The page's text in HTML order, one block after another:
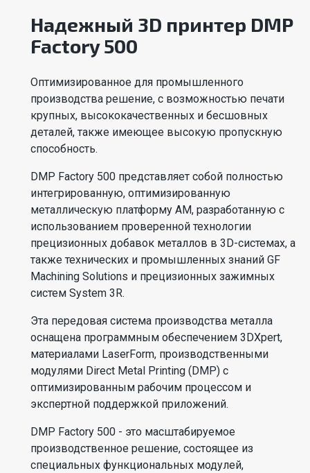
Надежный 3D принтер DMP
Factory 500
Оптимизированное для промышленного
производства решение, с возможностью печати
крупных, высококачественных и бесшовных
деталей, также имеющее высокую пропускную
способность.
DMP Factory 500 представляет собой полностью
интегрированную, оптимизированную
металлическую платформу AM, разработанную с
использованием проверенной технологии
прецизионных добавок металлов в 3D-системах, а
также технических и промышленных знаний GF
Machining Solutions и прецизионных зажимных
систем System 3R.
Эта передовая система производства металла
оснащена программным обеспечением 3DXpert,
материалами LaserForm, производственными
модулями Direct Metal Printing (DMP) с
оптимизированным рабочим процессом и
экспертной поддержкой приложений.
DMP Factory 500 - это масштабируемое
производственное решение, состоящее из
специальных функциональных модулей,